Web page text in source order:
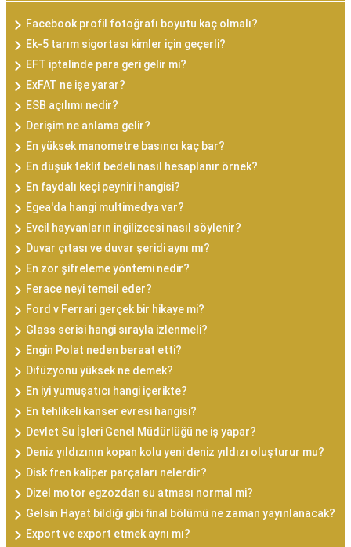
Facebook profil fotoğrafı boyutu kaç olmalı?
Ek-5 tarım sigortası kimler için geçerli?
EFT iptalinde para geri gelir mi?
ExFAT ne işe yarar?
ESB açılımı nedir?
Derişim ne anlama gelir?
En yüksek manometre basıncı kaç bar?
En düşük teklif bedeli nasıl hesaplanır örnek?
En faydalı keçi peyniri hangisi?
Egea'da hangi multimedya var?
Evcil hayvanların ingilizcesi nasıl söylenir?
Duvar çıtası ve duvar şeridi aynı mı?
En zor şifreleme yöntemi nedir?
Ferace neyi temsil eder?
Ford v Ferrari gerçek bir hikaye mi?
Glass serisi hangi sırayla izlenmeli?
Engin Polat neden beraat etti?
Difüzyonu yüksek ne demek?
En iyi yumuşatıcı hangi içerikte?
En tehlikeli kanser evresi hangisi?
Devlet Su İşleri Genel Müdürlüğü ne iş yapar?
Deniz yıldızının kopan kolu yeni deniz yıldızı oluşturur mu?
Disk fren kaliper parçaları nelerdir?
Dizel motor egzozdan su atması normal mi?
Gelsin Hayat bildiği gibi final bölümü ne zaman yayınlanacak?
Export ve export etmek aynı mı?